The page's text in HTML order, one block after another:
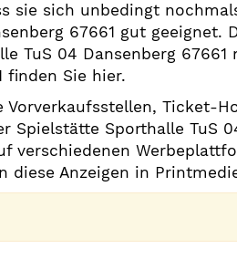
sie sich unbedingt
67661 gut geeignet.
TuS 04 Dansenberg
finden Sie hier.
Ticket-
Sporthalle TuS
verschiedenen
Anzeigen in